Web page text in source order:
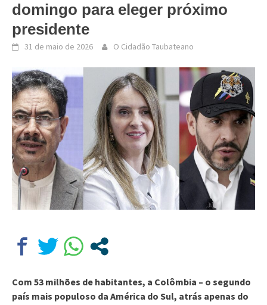
domingo para eleger próximo
presidente
31 de maio de 2026 O Cidadão Taubateano
Com 53 milhões de habitantes, a Colômbia – o segundo
país mais populoso da América do Sul, atrás apenas do